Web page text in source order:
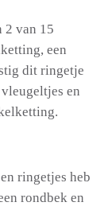
2 van 15
een
dit ringetje
en
ringetjes heb
rondbek en